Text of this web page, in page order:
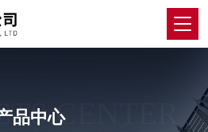
CENTER
品中心